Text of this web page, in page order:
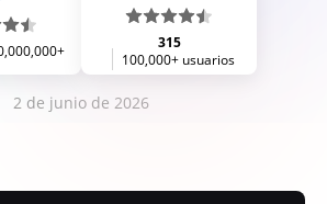
315
100,000+ usuarios
2 de junio de 2026